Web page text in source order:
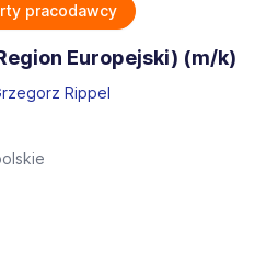
pracodawcy
Europejski) (m/k)
Rippel